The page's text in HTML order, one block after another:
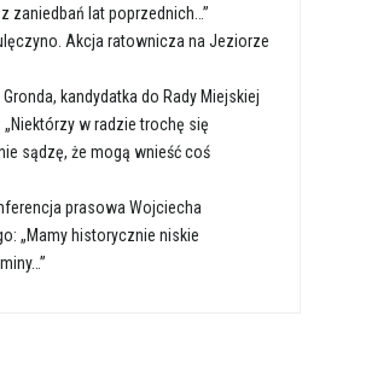
zaniedbań lat poprzednich…”
Akcja ratownicza na Jeziorze
Gronda, kandydatka do Rady Miejskiej
„Niektórzy w radzie trochę się
sądzę, że mogą wnieść coś
prasowa Wojciecha
„Mamy historycznie niskie